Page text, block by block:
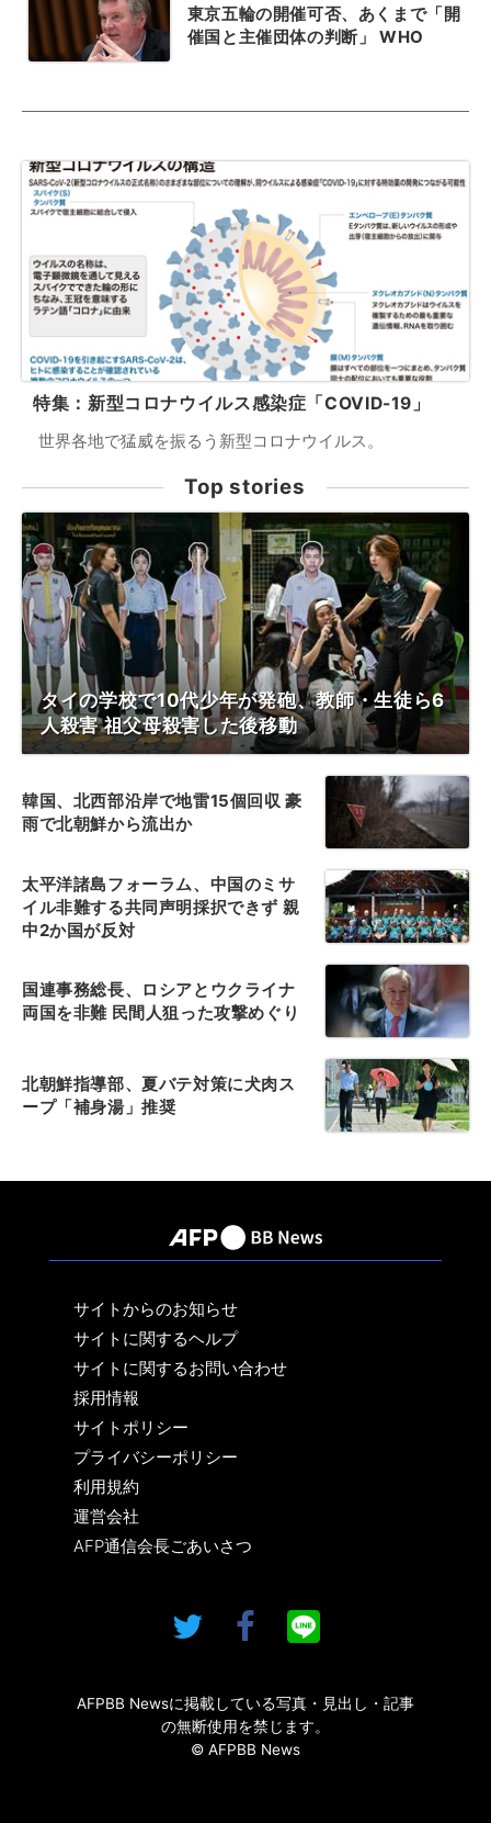
東京五輪の開催可否、あくまで「開
催国と主催団体の判断」 WHO
特集：新型コロナウイルス感染症「COVID-19」
世界各地で猛威を振るう新型コロナウイルス。
Top stories
タイの学校で10代少年が発砲、教師・生徒ら6
人殺害 祖父母殺害した後移動
韓国、北西部沿岸で地雷15個回収 豪
雨で北朝鮮から流出か
太平洋諸島フォーラム、中国のミサ
イル非難する共同声明採択できず 親
中2か国が反対
国連事務総長、ロシアとウクライナ
両国を非難 民間人狙った攻撃めぐり
北朝鮮指導部、夏バテ対策に犬肉ス
ープ「補身湯」推奨
サイトからのお知らせ
サイトに関するヘルプ
サイトに関するお問い合わせ
採用情報
サイトポリシー
プライバシーポリシー
利用規約
運営会社
AFP通信会長ごあいさつ
AFPBB Newsに掲載している写真・見出し・記事
の無断使用を禁じます。
© AFPBB News